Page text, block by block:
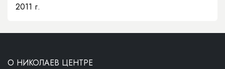
2011 г.
О НИКОЛАЕВ ЦЕНТРЕ